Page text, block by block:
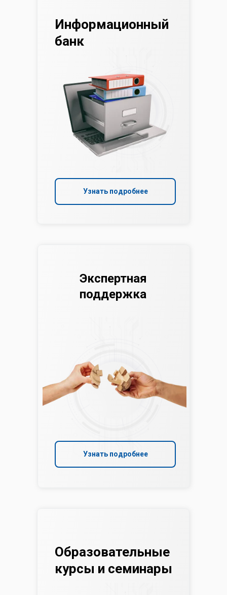
Узнать подробнее
Информационный
банк
Узнать подробнее
Экспертная
поддержка
Образовательные
курсы и семинары